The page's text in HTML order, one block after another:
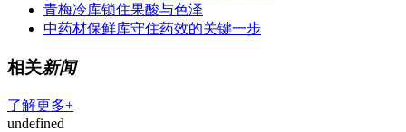
青梅冷库锁住果酸与色泽
中药材保鲜库守住药效的关键一步
相关新闻
了解更多+
undefined